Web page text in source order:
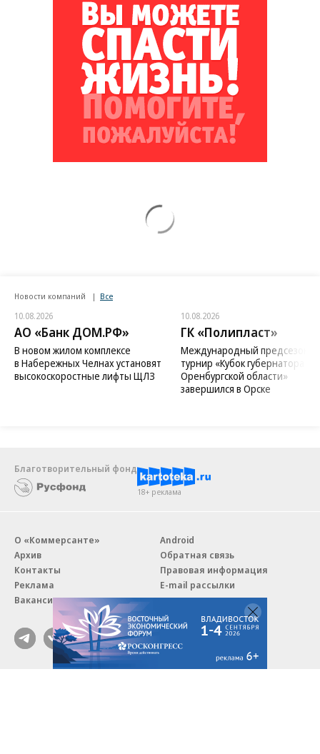
Новости компаний Все
10.08.2026
АО «Банк ДОМ.РФ»
В новом жилом комплексе
в Набережных Челнах установят
высокоскоростные лифты ЩЛЗ
10.08.2026
ГК «Полипласт»
Международный
турнир «Кубок губернатора
Оренбургской области»
завершился в Орске
Благотворительный фонд
18+ реклама
О «Коммерсанте»
Архив
Контакты
Реклама
Вакансии
Android
Обратная связь
Правовая информация
E-mail рассылки
18+